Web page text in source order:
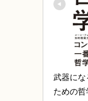
武器にな
ための